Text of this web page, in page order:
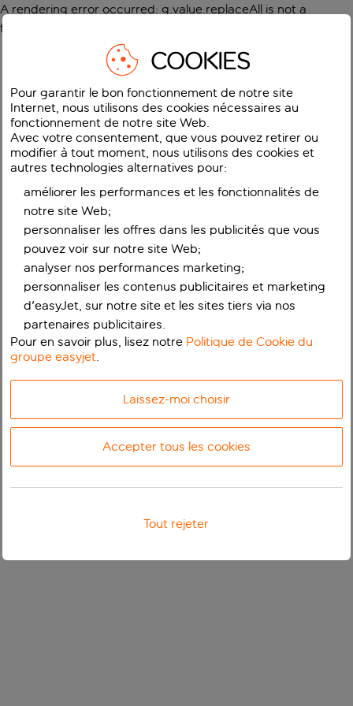
A rendering error occurred: g.value.replaceAll is not a
function
COOKIES
Pour garantir le bon fonctionnement de notre site
Internet, nous utilisons des cookies nécessaires au
fonctionnement de notre site Web.
Avec votre consentement, que vous pouvez retirer ou
modifier à tout moment, nous utilisons des cookies et
autres technologies alternatives pour:
améliorer les performances et les fonctionnalités de
notre site Web;
personnaliser les offres dans les publicités que vous
pouvez voir sur notre site Web;
analyser nos performances marketing;
personnaliser les contenus publicitaires et marketing
d'easyJet, sur notre site et les sites tiers via nos
partenaires publicitaires.
Pour en savoir plus, lisez notre Politique de Cookie du
groupe easyjet.
Laissez-moi choisir
Accepter tous les cookies
Tout rejeter